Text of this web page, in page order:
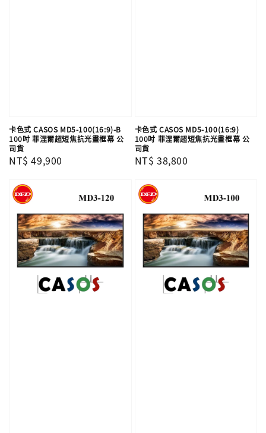
卡色式 CASOS MD5-100(16:9)-B
100吋 菲涅爾超短焦抗光畫框幕 公
司貨
Regular
NT$ 49,900
卡色式 CASOS MD5-100(16:9)
100吋 菲涅爾超短焦抗光畫框幕 公
司貨
Regular
NT$ 38,800